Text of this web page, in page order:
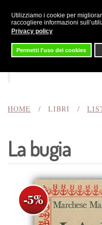
Utilizziamo i cookie per
raccogliere informazioni
Privacy policy
Permetti l'uso dei cookies
Skip to main content
HOME LIBRI
La bugia